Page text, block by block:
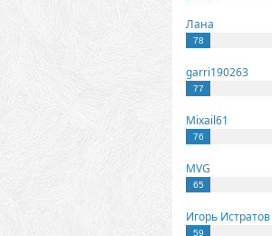
Лана
78
garri190263
77
Mixail61
76
MVG
65
Игорь Истратов
59